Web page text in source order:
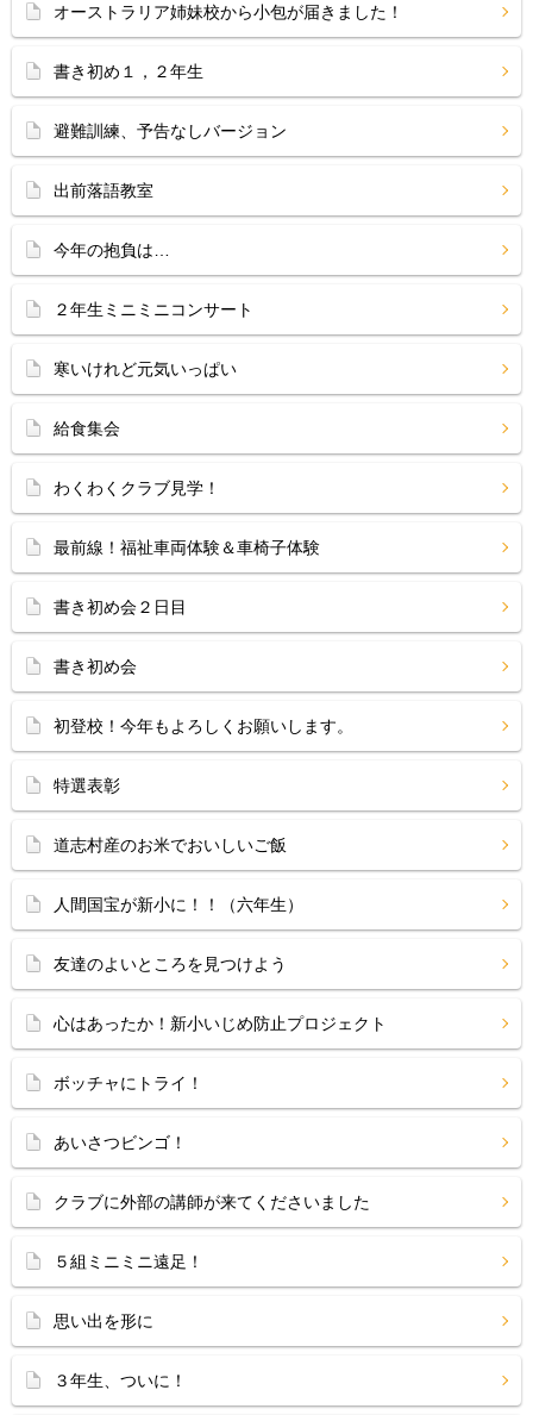
オーストラリア姉妹校から小包が届きました！
書き初め１，２年生
避難訓練、予告なしバージョン
出前落語教室
今年の抱負は…
２年生ミニミニコンサート
寒いけれど元気いっぱい
給食集会
わくわくクラブ見学！
最前線！福祉車両体験＆車椅子体験
書き初め会２日目
書き初め会
初登校！今年もよろしくお願いします。
特選表彰
道志村産のお米でおいしいご飯
人間国宝が新小に！！（六年生）
友達のよいところを見つけよう
心はあったか！新小いじめ防止プロジェクト
ボッチャにトライ！
あいさつビンゴ！
クラブに外部の講師が来てくださいました
５組ミニミニ遠足！
思い出を形に
３年生、ついに！